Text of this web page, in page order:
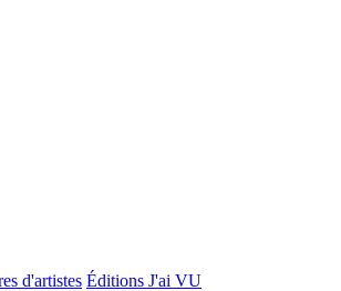
d'artistes Éditions J'ai VU